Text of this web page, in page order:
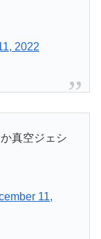
2022
真空ジェシ
11,